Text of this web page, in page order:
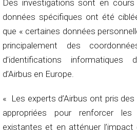
Des investigations sont en
données spécifiques ont été
que « certaines données
principalement des
d’identifications informatiques
d’Airbus en Europe.
« Les experts d’Airbus ont pris
appropriées pour renforcer
existantes et en atténuer l’impact